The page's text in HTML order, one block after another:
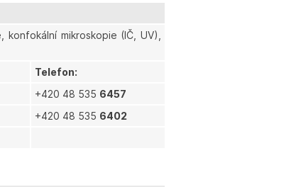
mikroskopie (IČ, UV),
Telefon:
+420 48 535 6457
+420 48 535 6402